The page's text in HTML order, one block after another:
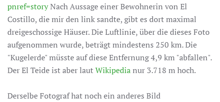
pnref=storyNach Aussage einer Bewohnerin von El
Costillo, die mir den link sandte, gibt es dort maximal
dreigeschossige Häuser. Die Luftlinie, über die dieses Foto
aufgenommen wurde, beträgt mindestens 250 km. Die
"Kugelerde" müsste auf diese Entfernung 4,9 km "abfallen".
Der El Teide ist aber lautWikipedianur 3.718 m hoch.
Derselbe Fotograf hat noch ein anderes Bild